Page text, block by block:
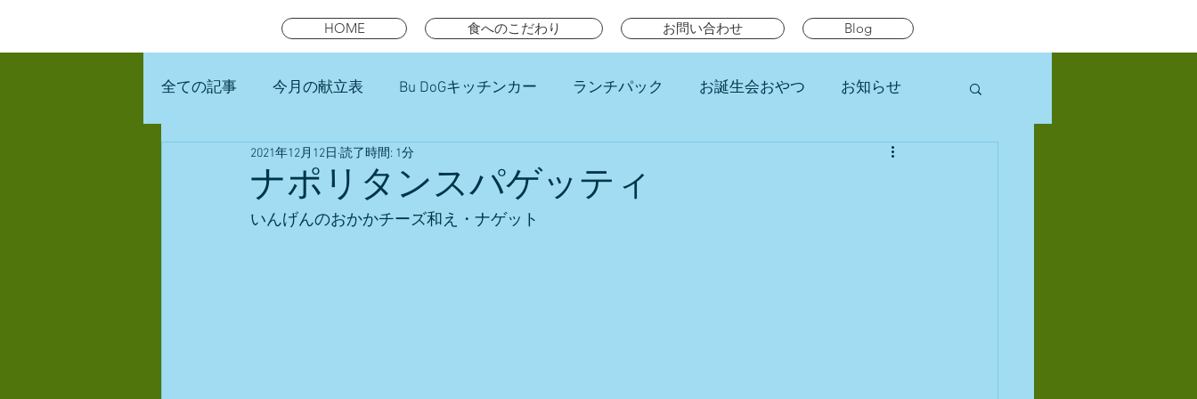
HOME 食へのこだわり お問い合わせ Blog
全ての記事 今月の献立表 Bu DoGキッチンカー ランチパック お誕生会おやつ お知らせ
未就園児スマイルキッズランチ
ナポリタンスパゲッティ
2021年12月12日 読了時間: 1分
いんげんのおかかチーズ和え・ナゲット